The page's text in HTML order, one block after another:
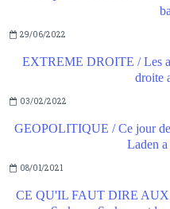
29/06/2022
EXTREME DROITE / Les
droite
03/02/2022
GEOPOLITIQUE / Ce jour
Laden
08/01/2021
CE QU'IL FAUT DIRE AUX